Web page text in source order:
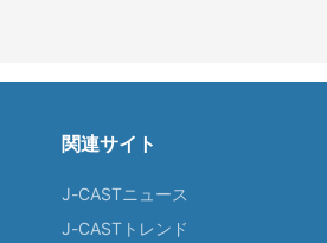
関連サイト
J-CASTニュース
J-CASTトレンド